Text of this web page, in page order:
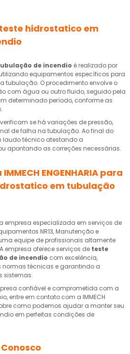
teste hidrostatico em
de incendio é realizado por
equipamentos específicos para
tubulação. O procedimento envolve o
com água ou outro fluido, seguido pela
determinado período, conforme as
se há variações de pressão,
de falha na tubulação. Ao final do
laudo técnico atestando a
apontando as correções necessárias.
ENGENHARIA para
em tubulação
empresa especializada em serviços de
NR13, Manutenção e
equipe de profissionais altamente
empresa oferece serviços de teste
de incendio com excelência,
normas técnicas e garantindo a
sistemas.
confiável e comprometida com a
entre em contato com a IMMECH
como podemos ajudar a manter seu
em perfeitas condições de